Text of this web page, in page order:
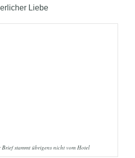
Liebe
Brief stammt übrigens nicht vom Hotel